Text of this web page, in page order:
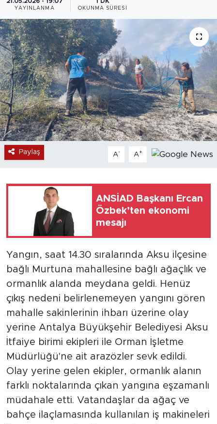
21.05.2026 - 19:07
YAYINLANMA
1 DK
OKUNMA SÜRESI
Paylaş A- A+
ANSİAD Başkanı Ercan
Özbek’ten ekonomi
mesajı
Yangın, saat 14.30 sıralarında Aksu ilçesine
bağlı Murtuna mahallesine bağlı ağaçlık ve
ormanlık alanda meydana geldi. Henüz
çıkış nedeni belirlenemeyen yangını gören
mahalle sakinlerinin ihbarı üzerine olay
yerine Antalya Büyükşehir Belediyesi Aksu
İtfaiye birimi ekipleri ile Orman İşletme
Müdürlüğü'ne ait arazözler sevk edildi.
Olay yerine gelen ekipler, ormanlık alanın
farklı noktalarında çıkan yangına eşzamanlı
müdahale etti. Vatandaşlar da ağaç ve
bahçe ilaçlamasında kullanılan iş makineleri